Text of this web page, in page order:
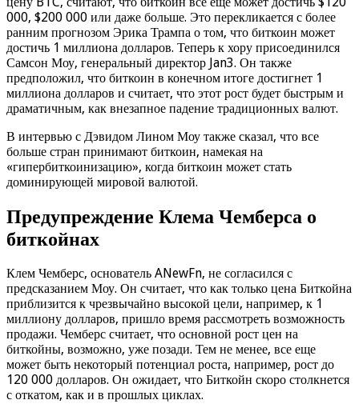
000, $200 000 или даже больше. Это перекликается с более
ранним прогнозом Эрика Трампа о том, что биткоин может
достичь 1 миллиона долларов. Теперь к хору присоединился
Самсон Моу, генеральный директор Jan3. Он также
предположил, что биткоин в конечном итоге достигнет 1
миллиона долларов и считает, что этот рост будет быстрым и
драматичным, как внезапное падение традиционных валют.
В интервью с Дэвидом Лином Моу также сказал, что все
больше стран принимают биткоин, намекая на
«гипербиткоинизацию», когда биткоин может стать
доминирующей мировой валютой.
Предупреждение Клема Чемберса о
биткойнах
Клем Чемберс, основатель ANewFn, не согласился с
предсказанием Моу. Он считает, что как только цена Биткойна
приблизится к чрезвычайно высокой цели, например, к 1
миллиону долларов, пришло время рассмотреть возможность
продажи. Чемберс считает, что основной рост цен на
биткойны, возможно, уже позади. Тем не менее, все еще
может быть некоторый потенциал роста, например, рост до
120 000 долларов. Он ожидает, что Биткойн скоро столкнется
с откатом, как и в прошлых циклах.